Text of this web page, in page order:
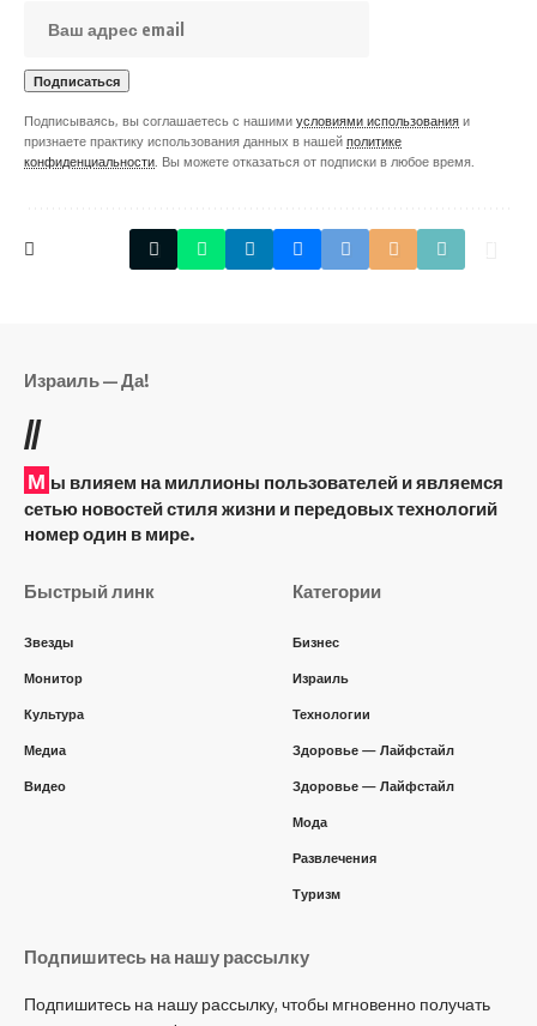
Подписываясь, вы соглашаетесь с нашими условиями использования и
признаете практику использования данных в нашей политике
конфиденциальности . Вы можете отказаться от подписки в любое время.
Израиль — Да!
//
М ы влияем на миллионы пользователей и являемся
сетью новостей стиля жизни и передовых технологий
номер один в мире.
Быстрый линк
Звезды
Монитор
Культура
Медиа
Видео
Категории
Бизнес
Израиль
Технологии
Здоровье — Лайфстайл
Здоровье — Лайфстайл
Мода
Развлечения
Туризм
Подпишитесь на нашу рассылку
Подпишитесь на нашу рассылку, чтобы мгновенно получать